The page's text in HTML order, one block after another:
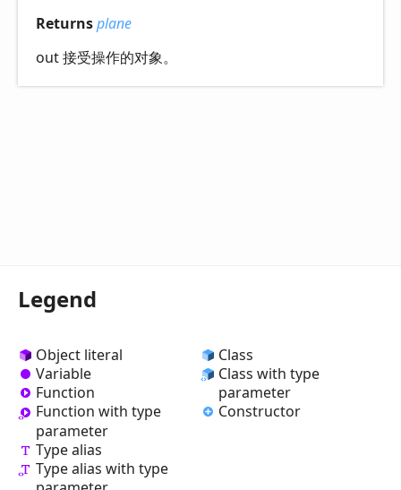
Returnsplane
out 接受操作的对象。
Legend
Object literal
Variable
Function
Function with type
parameter
Type alias
Type alias with type
Class
Class with type
parameter
Constructor